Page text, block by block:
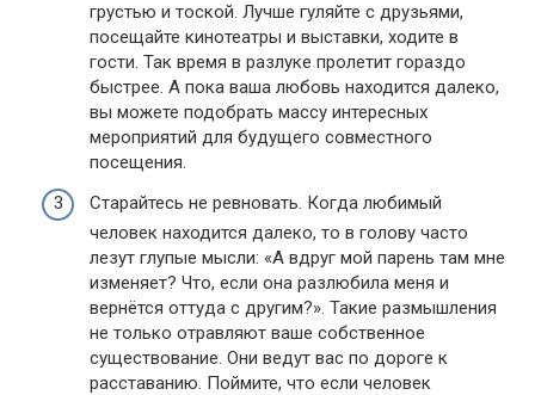
грустью и тоской. Лучше гуляйте с друзьями,
посещайте кинотеатры и выставки, ходите в
гости. Так время в разлуке пролетит гораздо
быстрее. А пока ваша любовь находится далеко,
вы можете подобрать массу интересных
мероприятий для будущего совместного
посещения.
Старайтесь не ревновать. Когда любимый
человек находится далеко, то в голову часто
лезут глупые мысли: «А вдруг мой парень там мне
изменяет? Что, если она разлюбила меня и
вернётся оттуда с другим?». Такие размышления
не только отравляют ваше собственное
существование. Они ведут вас по дороге к
расставанию. Поймите, что если человек